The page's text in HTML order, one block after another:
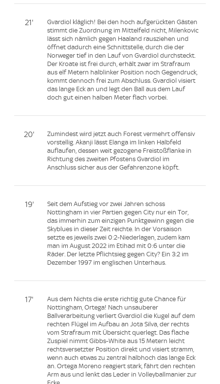
21'
Gvardiol kläglich! Bei den hoch aufgerückten Gästen
stimmt die Zuordnung im Mittelfeld nicht, Milenkovic
lässt sich nämlich gegen Haaland rausziehen und
öffnet dadurch eine Schnittstelle, durch die der
Norweger tief in den Lauf von Gvardiol durchsteckt.
Der Kroate ist frei durch, erhält zwar im Strafraum
aus elf Metern halblinker Position noch Gegendruck,
kommt dennoch frei zum Abschluss. Gvardiol visiert
das lange Eck an und legt den Ball aus dem Lauf
doch gut einen halben Meter flach vorbei.
20'
Zumindest wird jetzt auch Forest vermehrt offensiv
vorstellig. Akanji lässt Elanga im linken Halbfeld
auflaufen, dessen weit gezogene Freistoßflanke in
Richtung des zweiten Pfostens Gvardiol im
Anschluss sicher aus der Gefahrenzone köpft.
19'
Seit dem Aufstieg vor zwei Jahren schoss
Nottingham in vier Partien gegen City nur ein Tor,
das immerhin zum einzigen Punktgewinn gegen die
Skyblues in dieser Zeit reichte. In der Vorsaison
setzte es jeweils zwei 0:2-Niederlagen, zudem kam
man im August 2022 im Etihad mit 0:6 unter die
Räder. Der letzte Pflichtsieg gegen City? Ein 3:2 im
Dezember 1997 im englischen Unterhaus.
17'
Aus dem Nichts die erste richtig gute Chance für
Nottingham, Ortega! Nach unsauberer
Ballverarbeitung verliert Gvardiol die Kugel auf dem
rechten Flügel im Aufbau an Jota Silva, der rechts
vom Strafraum mit Übersicht querlegt. Das flache
Zuspiel nimmt Gibbs-White aus 15 Metern leicht
rechtsversetzter Position direkt und visiert stramm,
wenn auch etwas zu zentral halbhoch das lange Eck
an. Ortega Moreno reagiert stark, fährt den rechten
Arm aus und lenkt das Leder in Volleyballmanier zur